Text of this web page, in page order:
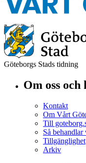
Göteborgs Stads tidning
Om oss
Kontakt
Om Vårt
Till
Så
Tillgänglighet
Arkiv